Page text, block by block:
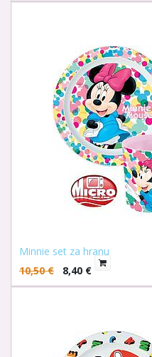
Minnie set za hranu
10,50€ 8,40 €